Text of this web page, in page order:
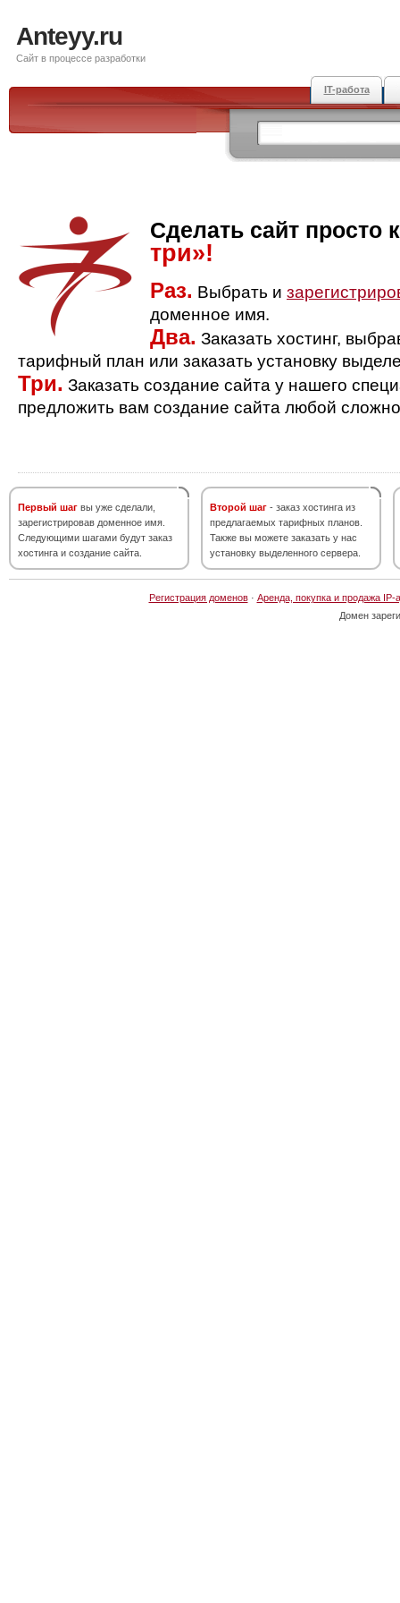
Anteyy.ru
Сайт в процессе разработки
IT-работа
Сделать сайт просто
три»!
Раз. Выбрать и
доменное имя.
Два. Заказать хостинг,
тарифный план или заказать установку
Три. Заказать создание сайта у нашего
предложить вам создание сайта любой
Первый шаг вы уже сделали,
зарегистрировав доменное имя.
Следующими шагами будут заказ
хостинга и создание сайта.
Второй шаг - заказ хостинга из
предлагаемых тарифных планов.
Также вы можете заказать у нас
установку выделенного сервера.
Регистрация доменов· Аренда, покупка и продажа IP-
Домен